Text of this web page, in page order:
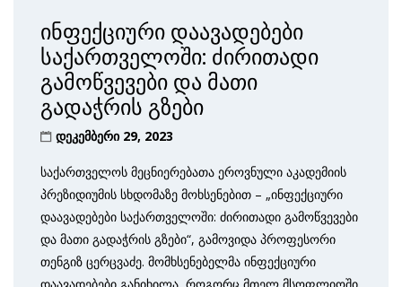
ინფექციური დაავადებები
საქართველოში: ძირითადი
გამოწვევები და მათი
გადაჭრის გზები
დეკემბერი 29, 2023
საქართველოს მეცნიერებათა ეროვნული აკადემიის
პრეზიდიუმის სხდომაზე მოხსენებით – „ინფექციური
დაავადებები საქართველოში: ძირითადი გამოწვევები
და მათი გადაჭრის გზები“, გამოვიდა პროფესორი
თენგიზ ცერცვაძე. მომხსენებელმა ინფექციური
დაავადებები განიხილა, როგორც მთელ მსოფლიოში